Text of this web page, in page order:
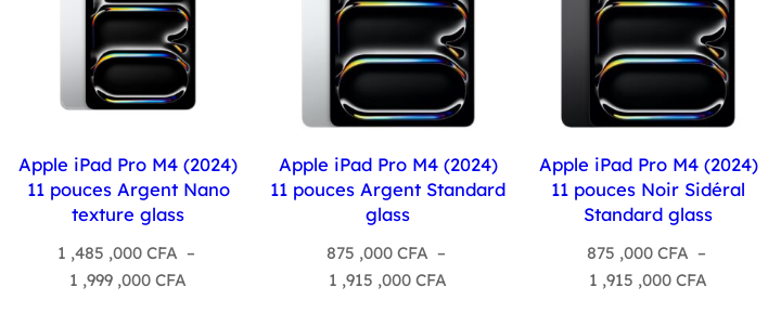
Apple iPad Pro M4 (2024)
11 pouces Argent Nano
texture glass
1 ,485 ,000 CFA –
1 ,999 ,000CFA
Apple iPad Pro M4 (2024)
11 pouces Argent Standard
glass
875 ,000 CFA –
1 ,915 ,000CFA
Apple iPad Pro M4 (2024)
11 pouces Noir Sidéral
Standard glass
875 ,000 CFA –
1 ,915 ,000CFA